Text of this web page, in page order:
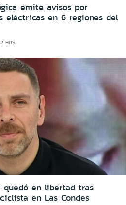
emite avisos por
eléctricas en 6 regiones del
HRS
quedó en libertad tras
en Las Condes